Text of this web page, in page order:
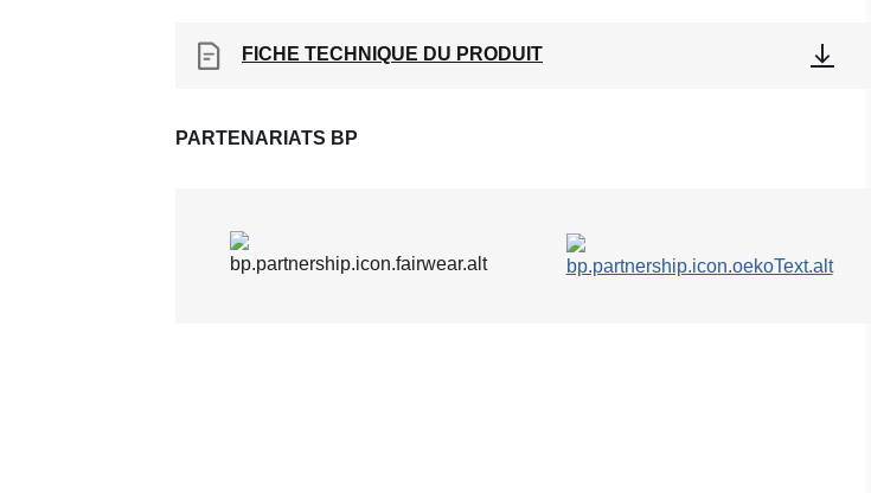
FICHE TECHNIQUE DU PRODUIT
PARTENARIATS BP